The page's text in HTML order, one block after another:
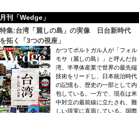
月刊「Wedge」
特集:台湾「麗しの島」の実像 日台新時代
を拓く「3つの視座」
かつてポルトガル人が「フォル
モサ（麗しの島）」と呼んだ台
湾。半導体産業で世界の最先端
技術をリードし、日本統治時代
の記憶も、歴史の一部として内
包している。一方で、現在は米
中対立の最前線に立たされ、難
しい現実に直面している。国際